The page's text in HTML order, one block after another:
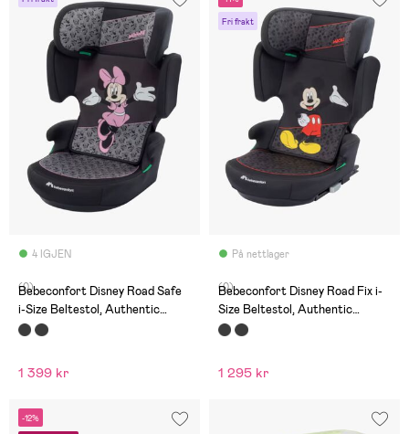
4 IGJEN
(0)
Bebeconfort Disney Road Safe
i-Size Beltestol, Authentic
Minnie
1 399 kr
Fri frakt
På nettlager
(0)
Bebeconfort Disney Road Fix i-
Size Beltestol, Authentic
Mickey
1 295 kr
-12%